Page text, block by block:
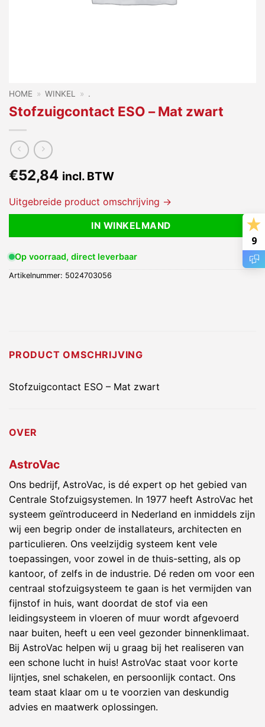
HOME » WINKEL » .
Stofzuigcontact ESO – Mat zwart
€52,84 incl. BTW
Uitgebreide product omschrijving →
IN WINKELMAND
Op voorraad, direct leverbaar
Artikelnummer: 5024703056
PRODUCT OMSCHRIJVING
Stofzuigcontact ESO – Mat zwart
OVER
AstroVac
Ons bedrijf, AstroVac, is dé expert op het gebied van
Centrale Stofzuigsystemen. In 1977 heeft AstroVac het
systeem geïntroduceerd in Nederland en inmiddels zijn
wij een begrip onder de installateurs, architecten en
particulieren. Ons veelzijdig systeem kent vele
toepassingen, voor zowel in de thuis-setting, als op
kantoor, of zelfs in de industrie. Dé reden om voor een
centraal stofzuigsysteem te gaan is het vermijden van
fijnstof in huis, want doordat de stof via een
leidingsysteem in vloeren of muur wordt afgevoerd
naar buiten, heeft u een veel gezonder binnenklimaat.
Bij AstroVac helpen wij u graag bij het realiseren van
een schone lucht in huis! AstroVac staat voor korte
lijntjes, snel schakelen, en persoonlijk contact. Ons
team staat klaar om u te voorzien van deskundig
advies en maatwerk oplossingen.
9